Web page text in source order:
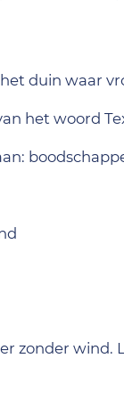
duin waar
het woord
zonder